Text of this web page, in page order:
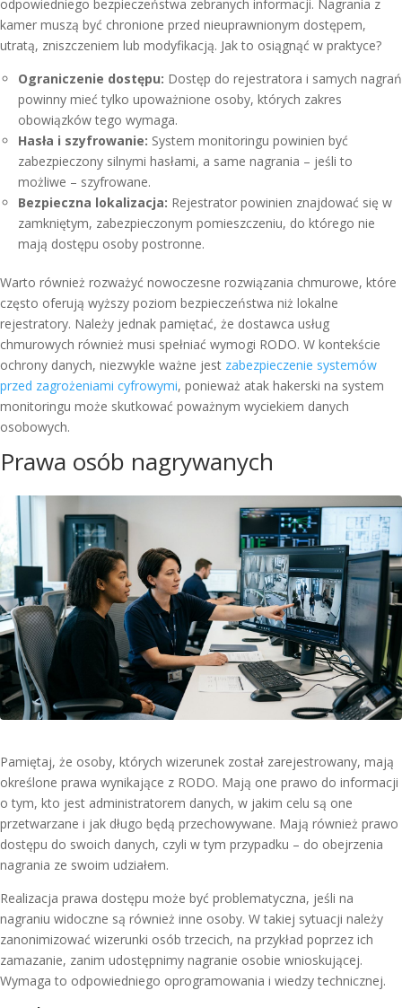
odpowiedniego bezpieczeństwa zebranych informacji. Nagrania z
kamer muszą być chronione przed nieuprawnionym dostępem,
utratą, zniszczeniem lub modyfikacją. Jak to osiągnąć w praktyce?
Ograniczenie dostępu: Dostęp do rejestratora i samych nagrań
powinny mieć tylko upoważnione osoby, których zakres
obowiązków tego wymaga.
Hasła i szyfrowanie: System monitoringu powinien być
zabezpieczony silnymi hasłami, a same nagrania – jeśli to
możliwe – szyfrowane.
Bezpieczna lokalizacja: Rejestrator powinien znajdować się w
zamkniętym, zabezpieczonym pomieszczeniu, do którego nie
mają dostępu osoby postronne.
Warto również rozważyć nowoczesne rozwiązania chmurowe, które
często oferują wyższy poziom bezpieczeństwa niż lokalne
rejestratory. Należy jednak pamiętać, że dostawca usług
chmurowych również musi spełniać wymogi RODO. W kontekście
ochrony danych, niezwykle ważne jest zabezpieczenie systemów
przed zagrożeniami cyfrowymi, ponieważ atak hakerski na system
monitoringu może skutkować poważnym wyciekiem danych
osobowych.
Prawa osób nagrywanych
Pamiętaj, że osoby, których wizerunek został zarejestrowany, mają
określone prawa wynikające z RODO. Mają one prawo do informacji
o tym, kto jest administratorem danych, w jakim celu są one
przetwarzane i jak długo będą przechowywane. Mają również prawo
dostępu do swoich danych, czyli w tym przypadku – do obejrzenia
nagrania ze swoim udziałem.
Realizacja prawa dostępu może być problematyczna, jeśli na
nagraniu widoczne są również inne osoby. W takiej sytuacji należy
zanonimizować wizerunki osób trzecich, na przykład poprzez ich
zamazanie, zanim udostępnimy nagranie osobie wnioskującej.
Wymaga to odpowiedniego oprogramowania i wiedzy technicznej.